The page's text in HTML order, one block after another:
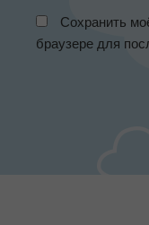
Сохранить
браузере для